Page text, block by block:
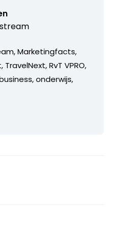
Marketingfacts,
RvT VPRO,
onderwijs,